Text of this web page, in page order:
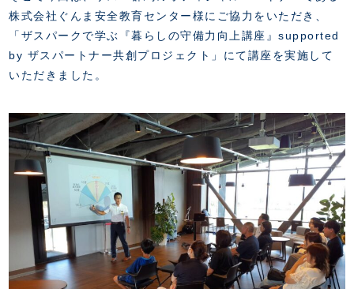
株式会社ぐんま安全教育センター様にご協力をいただき、
「ザスパークで学ぶ『暮らしの守備力向上講座』supported
by ザスパートナー共創プロジェクト」にて講座を実施して
いただきました。